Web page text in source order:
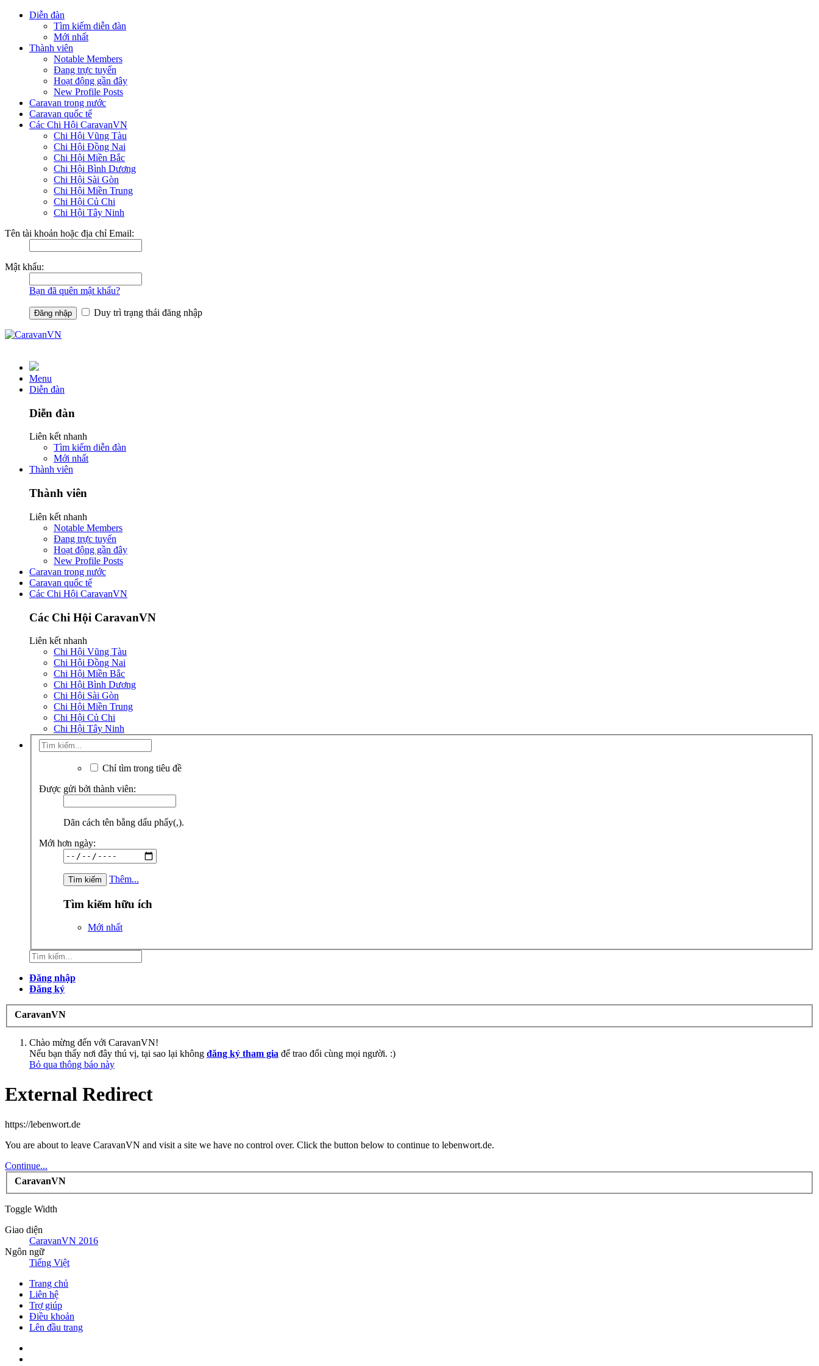
Diễn đàn
Tìm kiếm diễn đàn
Mới nhất
Thành viên
Notable Members
Đang trực tuyến
Hoạt động gần đây
New Profile Posts
Caravan trong nước
Caravan quốc tế
Các Chi Hội CaravanVN
Chi Hội Vũng Tàu
Chi Hội Đồng Nai
Chi Hội Miền Bắc
Chi Hội Bình Dương
Chi Hội Sài Gòn
Chi Hội Miền Trung
Chi Hội Củ Chi
Chi Hội Tây Ninh
Tên tài khoản hoặc địa chỉ Email:
Mật khẩu:
Bạn đã quên mật khẩu?
Duy trì trạng thái đăng nhập
Menu
Diễn đàn
Diễn đàn
Liên kết nhanh
Tìm kiếm diễn đàn
Mới nhất
Thành viên
Thành viên
Liên kết nhanh
Notable Members
Đang trực tuyến
Hoạt động gần đây
New Profile Posts
Caravan trong nước
Caravan quốc tế
Các Chi Hội CaravanVN
Các Chi Hội CaravanVN
Liên kết nhanh
Chi Hội Vũng Tàu
Chi Hội Đồng Nai
Chi Hội Miền Bắc
Chi Hội Bình Dương
Chi Hội Sài Gòn
Chi Hội Miền Trung
Chi Hội Củ Chi
Chi Hội Tây Ninh
Chỉ tìm trong tiêu đề
Được gửi bởi thành viên:
Dãn cách tên bằng dấu phẩy(,).
Mới hơn ngày:
Thêm...
Tìm kiếm hữu ích
Mới nhất
Đăng nhập
Đăng ký
CaravanVN
Chào mừng đến với CaravanVN!
Nếu bạn thấy nơi đây thú vị, tại sao lại không đăng ký tham gia để trao đổi cùng mọi người. :)
Bỏ qua thông báo này
External Redirect
https://lebenwort.de
You are about to leave CaravanVN and visit a site we have no control over. Click the button below to continue to lebenwort.de.
Continue...
CaravanVN
Toggle Width
Giao diện
CaravanVN 2016
Ngôn ngữ
Tiếng Việt
Trang chủ
Liên hệ
Trợ giúp
Điều khoản
Lên đầu trang